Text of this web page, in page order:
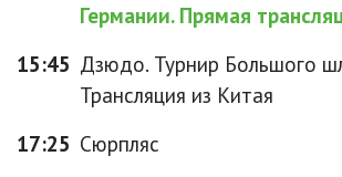
Германии. Прямая
15:45 Дзюдо. Турнир Большого
Трансляция из Китая
17:25 Сюрпляс